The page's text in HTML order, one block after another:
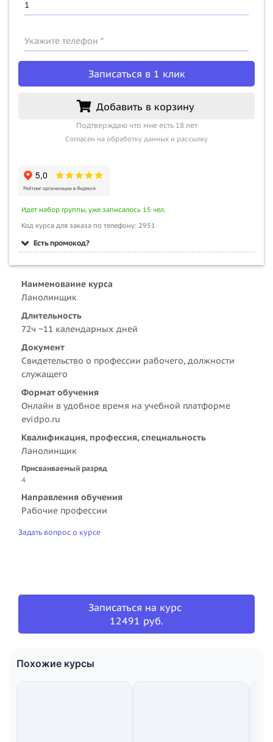
Укажите телефон *
Записаться в 1 клик
Добавить в корзину
Подтверждаю что мне есть 18 лет
Согласен на обработку данных и рассылку
Идет набор группы, уже записалось 15 чел.
Код курса для заказа по телефону: 2951
Есть промокод?
Наименование курса
Ланолинщик
Длительность
72ч ~11 календарных дней
Документ
Свидетельство о профессии рабочего, должности
служащего
Формат обучения
Онлайн в удобное время на учебной платформе
evidpo.ru
Квалификация, профессия, специальность
Ланолинщик
Присваиваемый разряд
4
Направления обучения
Рабочие профессии
Задать вопрос о курсе
Записаться на курс
12491 руб.
Похожие курсы